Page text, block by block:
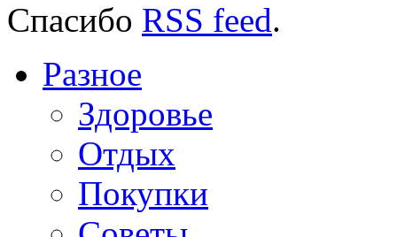
Спасибо RSS feed.
Разное
Здоровье
Отдых
Покупки